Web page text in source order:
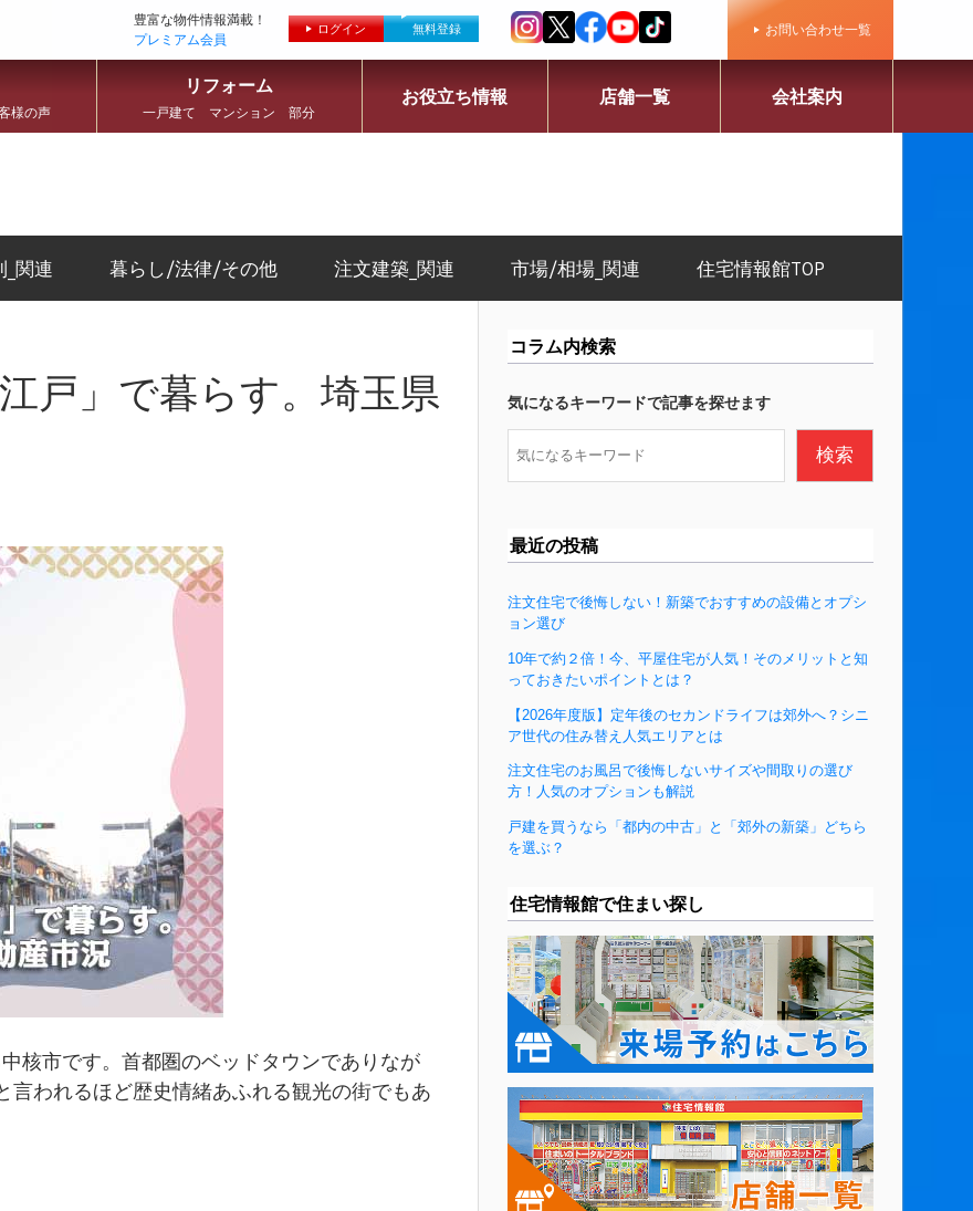
豊富な物件情報満載！
プレミアム会員
ログイン 無料登録 お問い合わせ一覧
様の声
リフォーム
一戸建て マンション 部分
お役立ち情報 店舗一覧 会社案内
関連 暮らし/法律/その他 注文建築_関連 市場/相場_関連 住宅情報館TOP
戸」で暮らす。埼玉県
核市です。首都圏のベッドタウンでありなが
言われるほど歴史情緒あふれる観光の街でもあ
コラム内検索
気になるキーワードで記事を探せます
索
検索
最近の投稿
注文住宅で後悔しない！新築でおすすめの設備とオプシ
ョン選び
10年で約２倍！今、平屋住宅が人気！そのメリットと知
っておきたいポイントとは？
【2026年度版】定年後のセカンドライフは郊外へ？シニ
ア世代の住み替え人気エリアとは
注文住宅のお風呂で後悔しないサイズや間取りの選び
方！人気のオプションも解説
戸建を買うなら「都内の中古」と「郊外の新築」どちら
を選ぶ？
住宅情報館で住まい探し